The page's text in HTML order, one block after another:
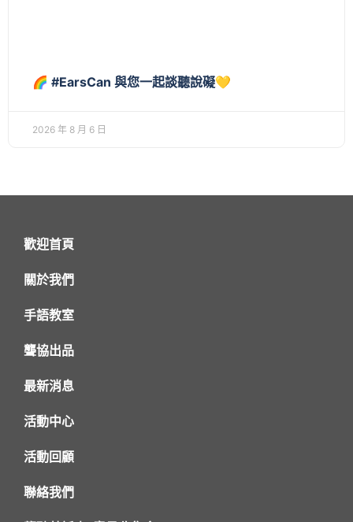
🌈 #EarsCan 與您一起談聽說礙💛
2026 年 8 月 6 日
歡迎首頁
關於我們
手語教室
聾協出品
最新消息
活動中心
活動回顧
聯絡我們